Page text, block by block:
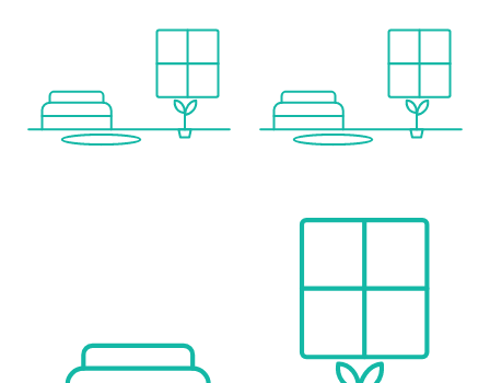
Supermarkt <500m
Bäckerei <500m
Einkaufszentrum <500m
Straßenbahn <500m
Bahnhof <500m